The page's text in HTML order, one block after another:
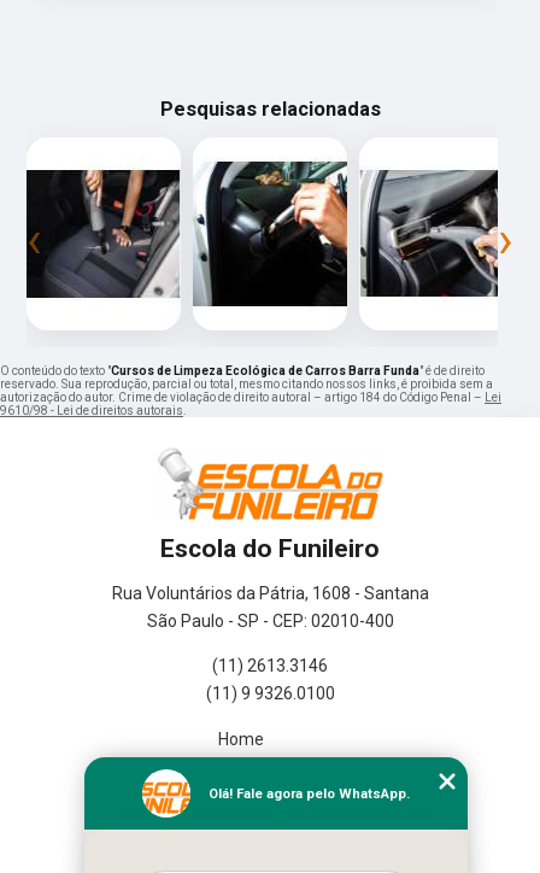
Pesquisas relacionadas
‹ ›
O conteúdo do texto "Cursos de Limpeza Ecológica de Carros Barra Funda" é de direito
reservado. Sua reprodução, parcial ou total, mesmo citando nossos links, é proibida sem a
autorização do autor. Crime de violação de direito autoral – artigo 184 do Código Penal –
Lei
9610/98 - Lei de direitos autorais
Escola do Funileiro
Rua Voluntários da Pátria, 1608 - Santana
São Paulo - SP - CEP: 02010-400
(11) 2613.3146
(11) 9 9326.0100
Home
Missão
Olá! Fale agora pelo WhatsApp.